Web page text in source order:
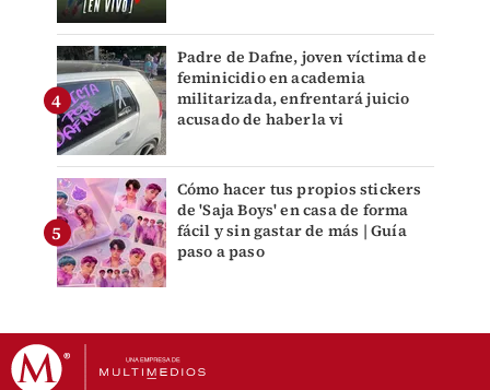
Padre de Dafne, joven víctima de
feminicidio en academia
militarizada, enfrentará juicio
acusado de haberla vi
Cómo hacer tus propios stickers
de 'Saja Boys' en casa de forma
fácil y sin gastar de más | Guía
paso a paso